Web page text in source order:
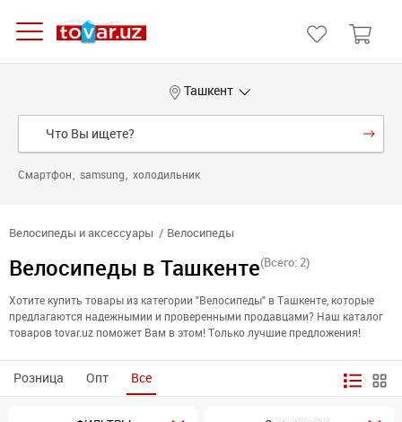
Ташкент
Смартфон samsung холодильник
Велосипеды и аксессуары Велосипеды
Велосипеды в Ташкенте(Всего: 2)
Хотите купить товары из категории "Велосипеды" в Ташкенте, которые
предлагаются надежнымии и проверенными продавцами? Наш каталог
товаров tovar.uz поможет Вам в этом! Только лучшие предложения!
Розница Опт Все